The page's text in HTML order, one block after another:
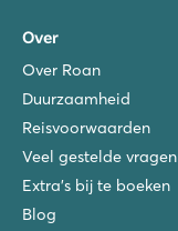
Over
Over Roan
Duurzaamheid
Reisvoorwaarden
Veel gestelde vragen
Extra's bij te boeken
Blog